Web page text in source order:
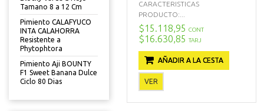
Tamano 8 a 12 Cm
Pimiento CALAFYUCO
INTA CALAHORRA
Resistente a
Phytophtora
Pimiento Aji BOUNTY
F1 Sweet Banana Dulce
Ciclo 80 Dias
CARACTERISTICAS
PRODUCTO:...
$15.118,95 CONT
$16.630,85 TARJ
AÑADIR A LA CESTA
VER